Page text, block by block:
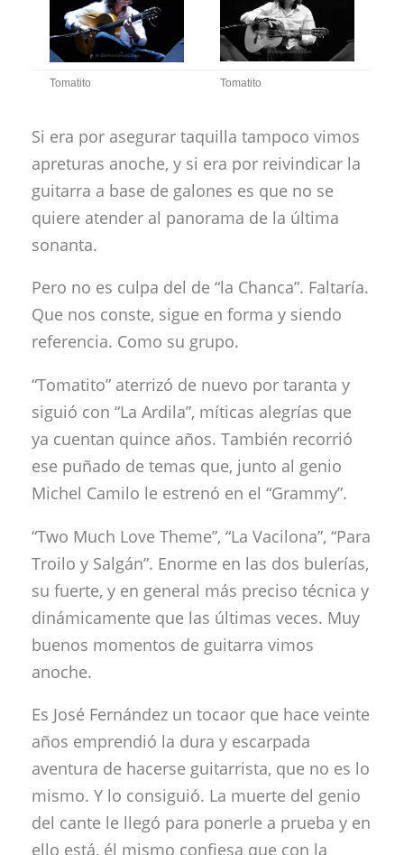
Tomatito Tomatito
Si era por asegurar taquilla tampoco vimos
apreturas anoche, y si era por reivindicar la
guitarra a base de galones es que no se
quiere atender al panorama de la última
sonanta.
Pero no es culpa del de “la Chanca”. Faltaría.
Que nos conste, sigue en forma y siendo
referencia. Como su grupo.
“Tomatito” aterrizó de nuevo por taranta y
siguió con “La Ardila”, míticas alegrías que
ya cuentan quince años. También recorrió
ese puñado de temas que, junto al genio
Michel Camilo le estrenó en el “Grammy”.
“Two Much Love Theme”, “La Vacilona”, “Para
Troilo y Salgán”. Enorme en las dos bulerías,
su fuerte, y en general más preciso técnica y
dinámicamente que las últimas veces. Muy
buenos momentos de guitarra vimos
anoche.
Es José Fernández un tocaor que hace veinte
años emprendió la dura y escarpada
aventura de hacerse guitarrista, que no es lo
mismo. Y lo consiguió. La muerte del genio
del cante le llegó para ponerle a prueba y en
ello está, él mismo confiesa que con la